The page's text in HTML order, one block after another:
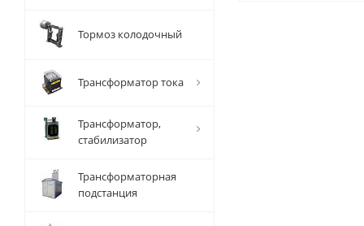
Тормоз колодочный
Трансформатор тока
Трансформатор,
стабилизатор
Трансформаторная
подстанция